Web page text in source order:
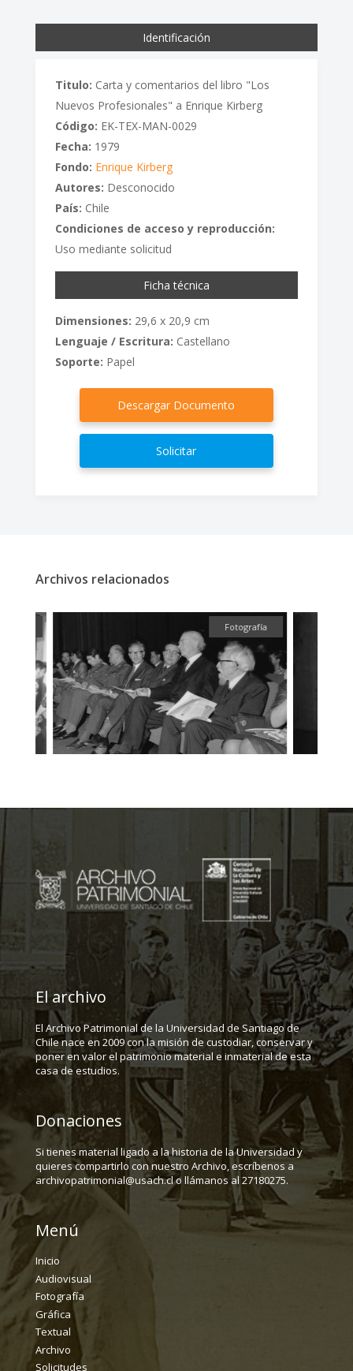
Identificación
Titulo: Carta y comentarios del libro "Los
Nuevos Profesionales" a Enrique Kirberg
Código: EK-TEX-MAN-0029
Fecha: 1979
Fondo: Enrique Kirberg
Autores: Desconocido
País: Chile
Condiciones de acceso y reproducción:
Uso mediante solicitud
Ficha técnica
Dimensiones: 29,6 x 20,9 cm
Lenguaje / Escritura: Castellano
Soporte: Papel
Descargar Documento
Solicitar
Archivos relacionados
Fotografía
El archivo
El Archivo Patrimonial de la Universidad de Santiago de
Chile nace en 2009 con la misión de custodiar, conservar y
poner en valor el patrimonio material e inmaterial de esta
casa de estudios.
Donaciones
Si tienes material ligado a la historia de la Universidad y
quieres compartirlo con nuestro Archivo, escríbenos a
archivopatrimonial@usach.cl o llámanos al 27180275.
Menú
Inicio
Audiovisual
Fotografía
Gráfica
Textual
Archivo
Solicitudes